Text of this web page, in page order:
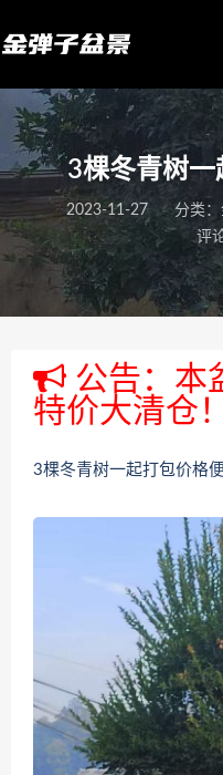
3棵冬青树
2023-11-27 分类：
评
公告：本
特价大清仓！
3棵冬青树一起打包价格便